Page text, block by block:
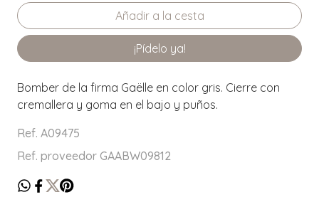
¡Pídelo ya!
Bomber de la firma Gaëlle en color gris. Cierre con
cremallera y goma en el bajo y puños.
Ref. A09475
Ref. proveedor GAABW09812